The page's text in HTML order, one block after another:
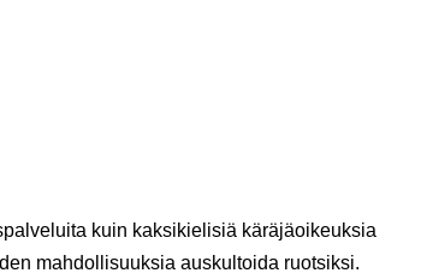
kuin kaksikielisiä käräjäoikeuksia
mahdollisuuksia auskultoida ruotsiksi.